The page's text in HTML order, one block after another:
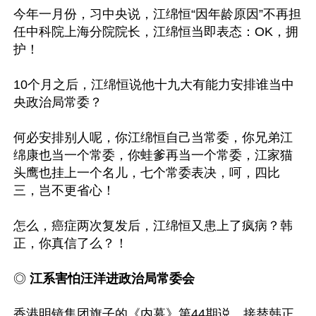
今年一月份，习中央说，江绵恒“因年龄原因”不再担
任中科院上海分院院长，江绵恒当即表态：OK，拥
护！
10个月之后，江绵恒说他十九大有能力安排谁当中
央政治局常委？
何必安排别人呢，你江绵恒自己当常委，你兄弟江
绵康也当一个常委，你蛙爹再当一个常委，江家猫
头鹰也挂上一个名儿，七个常委表决，呵，四比
三，岂不更省心！
怎么，癌症两次复发后，江绵恒又患上了疯病？韩
正，你真信了么？！
◎ 江系害怕汪洋进政治局常委会